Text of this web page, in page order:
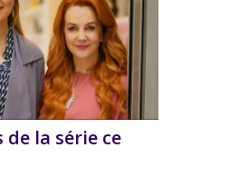
de la série ce